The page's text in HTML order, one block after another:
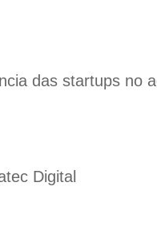
das startups no
Digital